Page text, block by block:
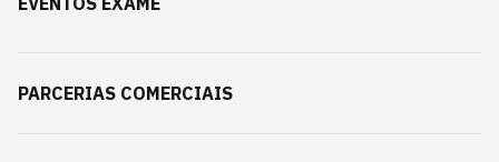
PARCERIAS COMERCIAIS